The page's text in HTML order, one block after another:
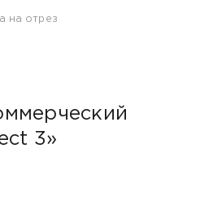
на отрез
3»